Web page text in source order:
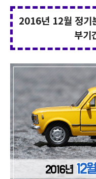
2016년 12월 정기
부기